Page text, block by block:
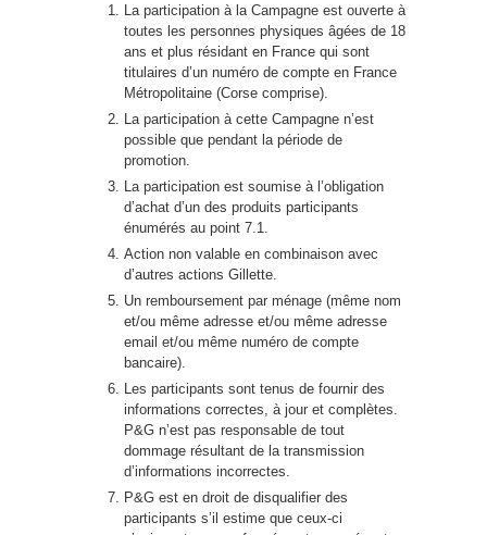
La participation à la Campagne est ouverte à
toutes les personnes physiques âgées de 18
ans et plus résidant en France qui sont
titulaires d’un numéro de compte en France
Métropolitaine (Corse comprise).
La participation à cette Campagne n’est
possible que pendant la période de
promotion.
La participation est soumise à l’obligation
d’achat d’un des produits participants
énumérés au point 7.1.
Action non valable en combinaison avec
d’autres actions Gillette.
Un remboursement par ménage (même nom
et/ou même adresse et/ou même adresse
email et/ou même numéro de compte
bancaire).
Les participants sont tenus de fournir des
informations correctes, à jour et complètes.
P&G n’est pas responsable de tout
dommage résultant de la transmission
d’informations incorrectes.
P&G est en droit de disqualifier des
participants s’il estime que ceux-ci